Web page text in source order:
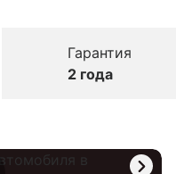
Гарантия
2 года